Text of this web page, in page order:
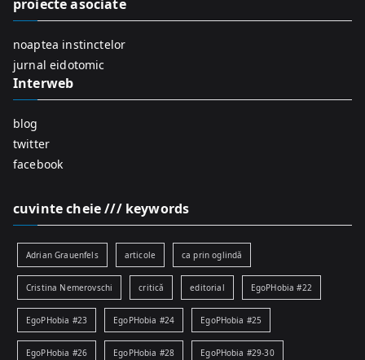
o
proiecte asociate
noaptea instinctelor
jurnal eidotomic
Interweb
blog
twitter
facebook
cuvinte cheie /// keywords
Adrian Grauenfels articole ca prin oglindă
Cristina Nemerovschi critică editorial EgoPHobia #22
EgoPHobia #23 EgoPHobia #24 EgoPHobia #25
EgoPHobia #26 EgoPHobia #28 EgoPHobia #29-30